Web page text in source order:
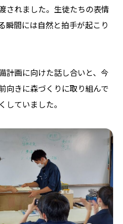
されました。生徒たちの表情
瞬間には自然と拍手が起こり
計画に向けた話し合いと、今
向きに森づくりに取り組んで
していました。